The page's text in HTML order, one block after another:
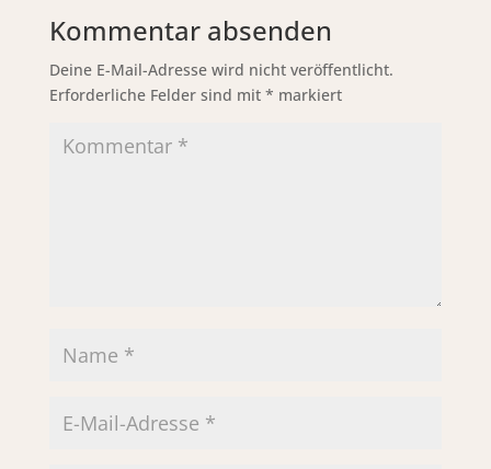
Kommentar absenden
Deine E-Mail-Adresse wird nicht veröffentlicht.
Erforderliche Felder sind mit * markiert